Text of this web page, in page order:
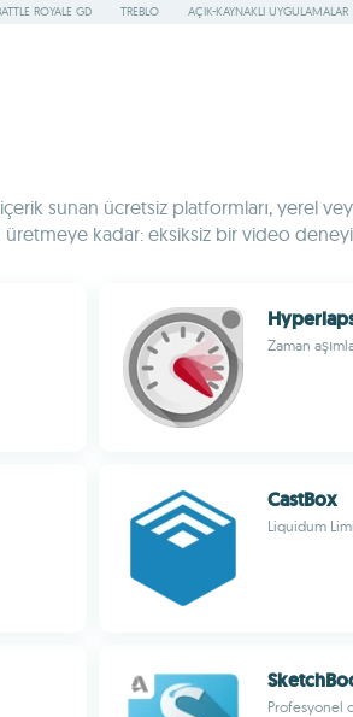
ROYALE GD TREBLO AÇIK-KAYNAKLI UYGULAMALAR
sunan ücretsiz platformları, yerel
üretmeye kadar: eksiksiz bir video
Zaman
CastBox
Liquidum
Profesyonel